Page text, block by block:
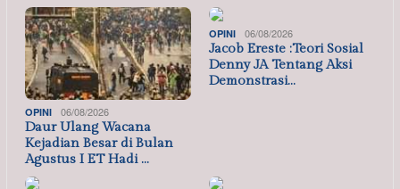
OPINI 06/08/2026
Daur Ulang Wacana
Kejadian Besar di Bulan
Agustus I ET Hadi …
OPINI 06/08/2026
Jacob Ereste :Teori Sosial
Denny JA Tentang Aksi
Demonstrasi…